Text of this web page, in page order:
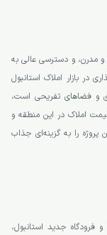
و مدرن، و دسترسی عالی به
در بازار املاک استانبول
و فضاهای تفریحی است،
املاک در این منطقه و
پروژه را به گزینه‌ای جذاب
فرودگاه جدید استانبول،